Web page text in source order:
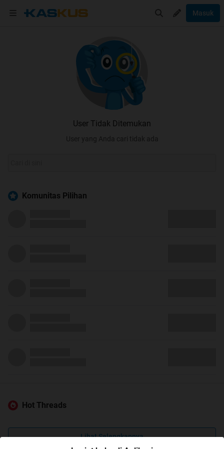
Masuk
User Tidak Ditemukan
User yang Anda cari tidak ada
Komunitas Pilihan
Hot Threads
Lihat Selengkapnya